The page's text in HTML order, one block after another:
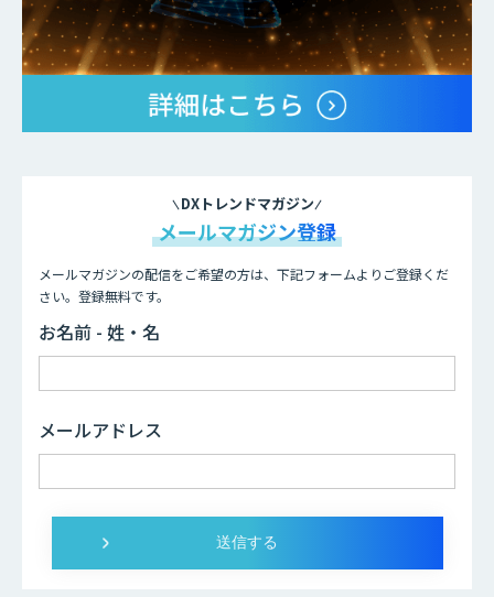
DXトレンドマガジン
メールマガジン登録
メールマガジンの配信をご希望の方は、下記フォームよりご登録くだ
さい。登録無料です。
お名前 - 姓・名
メールアドレス